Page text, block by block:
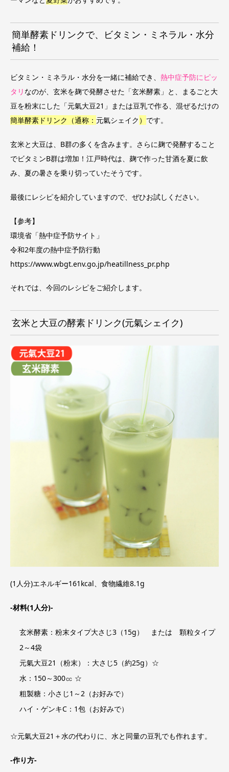
簡単酵素ドリンクで、ビタミン・ミネラル・水分
補給！
ビタミン・ミネラル・水分を一緒に補給でき、 熱中症予防にピッ
タリ なのが、玄米を麹で発酵させた「玄米酵素 」と、まるごと大
豆を粉末にした「元氣大豆21 」または豆乳で作る、混ぜるだけの
簡単酵素ドリンク（通称： 元氣シェイク ） です。
玄米と大豆は、B群の多くを含みます。さらに麹で発酵すること
でビタミンB群は増加！江戸時代は、麹で作った甘酒を夏に飲
み、夏の暑さを乗り切っていたそうです。
最後にレシピを紹介していますので、ぜひお試しください。
【参考】
環境省「熱中症予防サイト」
令和2年度の熱中症予防行動
https://www.wbgt.env.go.jp/heatillness_pr.php
それでは、今回のレシピをご紹介します。
玄米と大豆の酵素ドリンク(元氣シェイク)
(1人分)エネルギー161kcal、食物繊維8.1g
-材料(1人分)-
玄米酵素：粉末タイプ大さじ3（15g） または 顆粒タイプ
2～4袋
元氣大豆21（粉末）：大さじ5（約25g）☆
水：150～300㏄ ☆
粗製糖：小さじ1～2（お好みで）
ハイ・ゲンキC：1包（お好みで）
☆元氣大豆21＋水の代わりに、水と同量の豆乳でも作れます。
-作り方-